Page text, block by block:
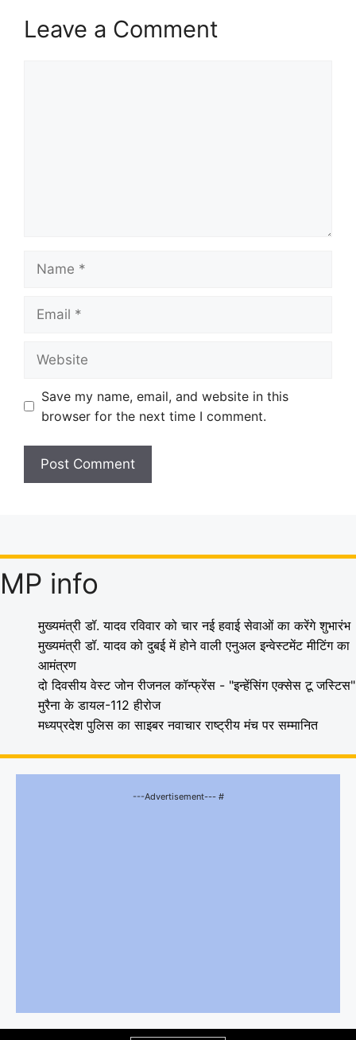
Leave a Comment
Save my name, email, and website in this
browser for the next time I comment.
MP info
मुख्यमंत्री डॉ. यादव रविवार को चार नई हवाई सेवाओं का करेंगे शुभारंभ
मुख्यमंत्री डॉ. यादव को दुबई में होने वाली एनुअल इन्वेस्टमेंट मीटिंग का
आमंत्रण
दो दिवसीय वेस्ट जोन रीजनल कॉन्फ्रेंस - "इन्हेंसिंग एक्सेस टू जस्टिस"
मुरैना के डायल-112 हीरोज
मध्यप्रदेश पुलिस का साइबर नवाचार राष्ट्रीय मंच पर सम्मानित
---Advertisement--- #